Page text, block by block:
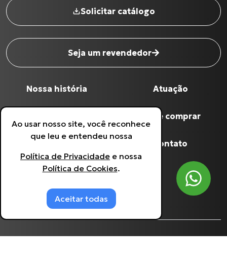
Solicitar catálogo
Seja um revendedor
Nossa história
Política de Privacidade
Política de Cookies
Atuação
Onde comprar
Contato
Nome completo *
Digite seu Email *
Digite seu Telefone *
Estou de acordo com a
Ao usar nosso site, você reconhece
que leu e entendeu nossa
Política de Privacidade e nossa
Política de Cookies.
Aceitar todas